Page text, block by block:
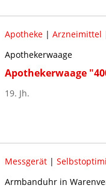
Apotheke| Arzneimittel
Apothekerwaage
Apothekerwaage
19. Jh.
Messgerät|
Armbanduhr in